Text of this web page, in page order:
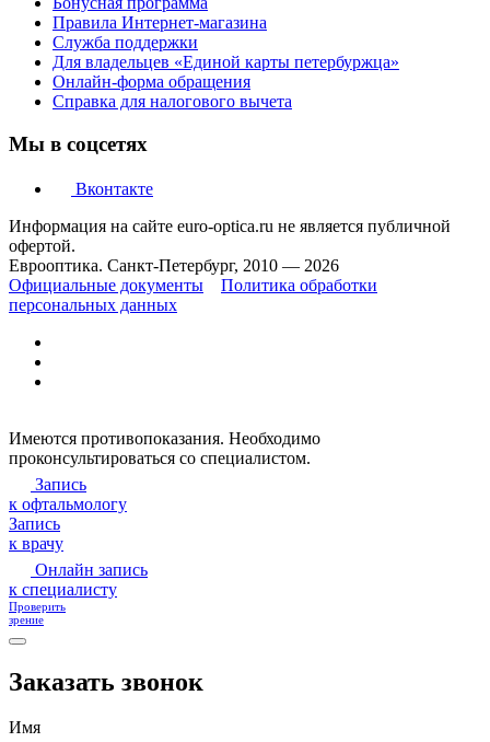
Правила Интернет-магазина
Служба поддержки
Для владельцев «Единой карты петербуржца»
Онлайн-форма обращения
Справка для налогового вычета
Мы в соцсетях
Вконтакте
Информация на сайте euro-optica.ru не является публичной
офертой.
Еврооптика. Санкт-Петербург, 2010 — 2026
Официальные документы
Политика обработки
персональных данных
Имеются противопоказания. Необходимо
проконсультироваться со специалистом.
Запись
к офтальмологу
Запись
к врачу
Онлайн запись
к специалисту
Проверить
зрение
Заказать звонок
Имя